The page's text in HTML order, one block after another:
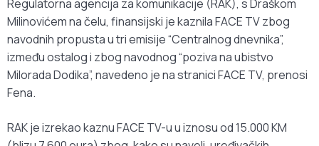
Regulatorna agencija za komunikacije (RAK), s Draškom
Milinovićem na čelu, finansijski je kaznila FACE TV zbog
navodnih propusta u tri emisije “Centralnog dnevnika”,
između ostalog i zbog navodnog “poziva na ubistvo
Milorada Dodika”, navedeno je na stranici FACE TV, prenosi
Fena.
RAK je izrekao kaznu FACE TV-u u iznosu od 15.000 KM